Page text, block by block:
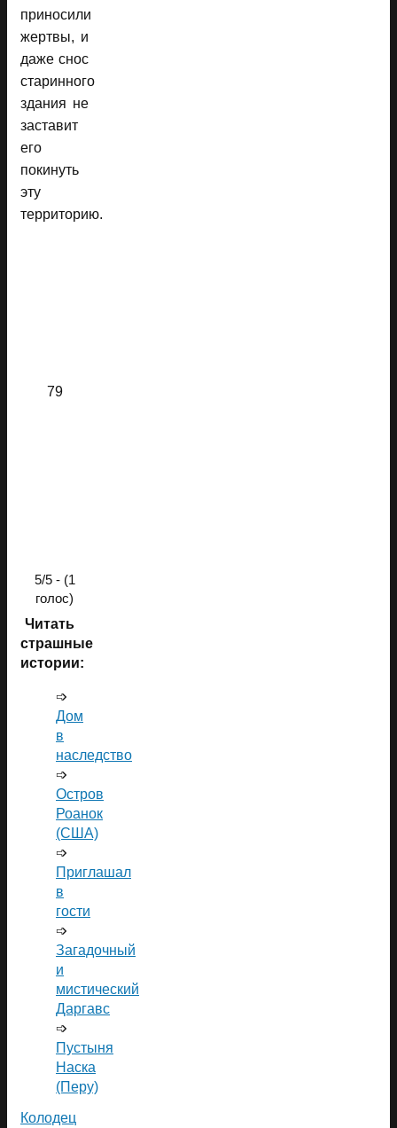
приносили
жертвы, и
даже снос
старинного
здания не
заставит
его
покинуть
эту
территорию.
79
5/5 - (1
голос)
Читать
страшные
истории:
➩
Дом
в
наследство
➩
Остров
Роанок
(США)
➩
Приглашал
в
гости
➩
Загадочный
и
мистический
Даргавс
➩
Пустыня
Наска
(Перу)
Колодец